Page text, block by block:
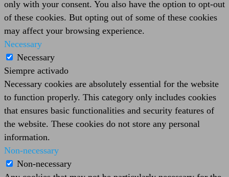
only with your consent. You also have the option to opt-out
of these cookies. But opting out of some of these cookies
may affect your browsing experience.
Necessary
Necessary
Siempre activado
Necessary cookies are absolutely essential for the website
to function properly. This category only includes cookies
that ensures basic functionalities and security features of
the website. These cookies do not store any personal
information.
Non-necessary
Non-necessary